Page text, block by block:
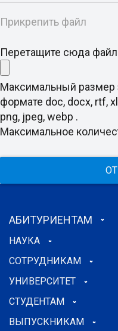
Прикрепить файл
Перетащите сюда
Максимальный размер
формате doc, docx, rtf,
png, jpeg, webp .
Максимальное
АБИТУРИЕНТАМ
НАУКА
СОТРУДНИКАМ
УНИВЕРСИТЕТ
СТУДЕНТАМ
ВЫПУСКНИКАМ